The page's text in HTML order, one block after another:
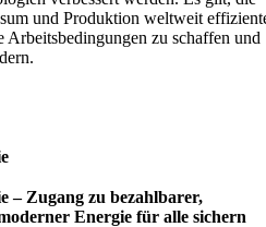
und Produktion weltweit
Arbeitsbedingungen zu schaffen und
– Zugang zu bezahlbarer,
Energie für alle sichern